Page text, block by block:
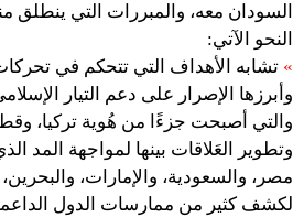
السودان معه، والمبررات التي ينطلق
النحو الآتي:
» تشابه الأهداف التي تتحكم في
وأبرزها الإصرار على دعم التيار
والتي أصبحت جزءًا من هُوية تركيا،
وتطوير العَلاقات بينها لمواجهة المد
مصر، والسعودية، والإمارات،
لكشف كثير من ممارسات الدول